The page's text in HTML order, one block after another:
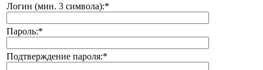
Логин (мин. 3 символа):*
Пароль:*
Подтверждение пароля:*